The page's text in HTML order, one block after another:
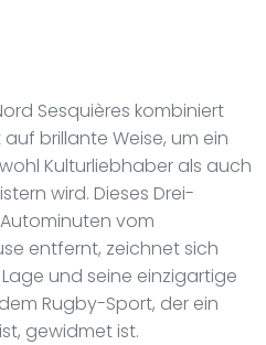
Sesquières kombiniert
brillante Weise, um ein
Kulturliebhaber als auch
wird. Dieses Drei-
vom
entfernt, zeichnet sich
und seine einzigartige
Rugby-Sport, der ein
gewidmet ist.